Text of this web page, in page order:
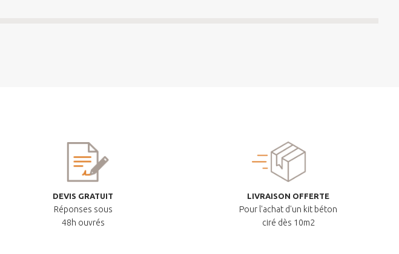
DEVIS GRATUIT
Réponses sous
48h ouvrés
LIVRAISON OFFERTE
Pour l'achat d'un kit béton
ciré dès 10m2